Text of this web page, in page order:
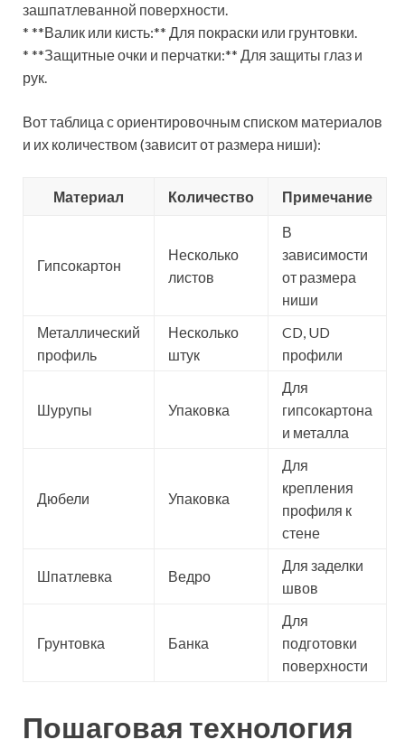
зашпатлеванной поверхности.
* **Валик или кисть:** Для покраски или грунтовки.
* **Защитные очки и перчатки:** Для защиты глаз и
рук.
Вот таблица с ориентировочным списком материалов
и их количеством (зависит от размера ниши):
Материал Количество Примечание
Гипсокартон
Несколько
листов
В
зависимости
от размера
ниши
Металлический
профиль
Несколько
штук
CD, UD
профили
Шурупы Упаковка
Для
гипсокартона
и металла
Дюбели Упаковка
Для
крепления
профиля к
стене
Шпатлевка Ведро
Для заделки
швов
Грунтовка Банка
Для
подготовки
поверхности
Пошаговая технология